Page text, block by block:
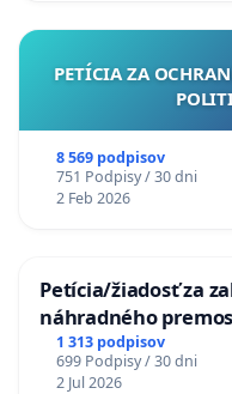
PETÍCIA ZA
8 569 podpisov
751 Podpisy / 30 dni
2 Feb 2026
Petícia/žiadosť za
náhradného
uzávery Vážskeho
1 313 podpisov
699 Podpisy / 30 dni
2 Jul 2026